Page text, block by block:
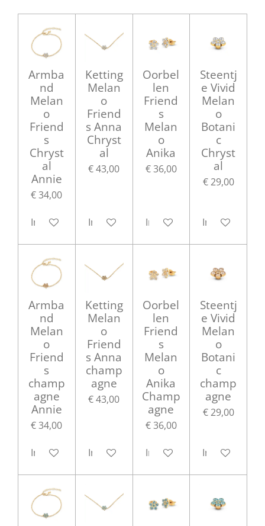
Armba
nd
Melan
o
Friend
s
Chryst
al
Annie
€ 34,00
In winkelwagen
Ketting
Melan
o
Friend
s Anna
Chryst
al
€ 43,00
In winkelwagen
Oorbel
len
Friend
s
Melan
o
Anika
€ 36,00
In winkelwagen
Steentj
e Vivid
Melan
o
Botani
c
Chryst
al
€ 29,00
In
Armba
nd
Melan
o
Friend
s
champ
agne
Annie
€ 34,00
In winkelwagen
Ketting
Melan
o
Friend
s Anna
champ
agne
€ 43,00
In winkelwagen
Oorbel
len
Friend
s
Melan
o
Anika
Champ
agne
€ 36,00
In winkelwagen
Steentj
e Vivid
Melan
o
Botani
c
champ
agne
€ 29,00
In